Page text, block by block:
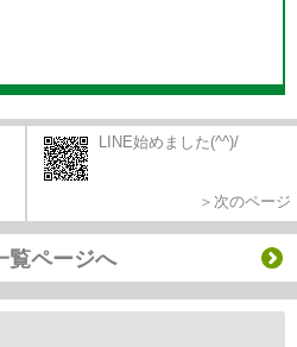
LINE始めました(^^)/
＞次のページ
覧ページへ